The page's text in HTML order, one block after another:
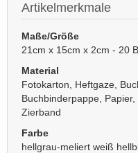
Artikelmerkmale
Maße/Größe
21cm x 15cm x 2cm - 20
Material
Fotokarton, Heftgaze,
Buchbinderpappe,
Zierband
Farbe
hellgrau-meliert weiß